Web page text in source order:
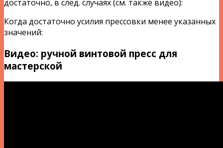
достаточно, в след. случаях (см. также видео):
Когда достаточно усилия прессовки менее указанных
значений:
Видео: ручной винтовой пресс для
мастерской